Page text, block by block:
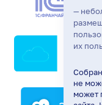
—
их
не
может